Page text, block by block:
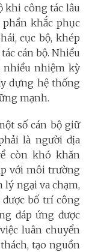
khi công tác lâu
khắc phục
cục bộ, khép
cán bộ. Nhiều
nhiều nhiệm kỳ
dựng hệ thống
mạnh.
số cán bộ giữ
là người địa
còn khó khăn
với môi trường
lý ngại va chạm,
bố trí công
đáp ứng được
luân chuyển
tạo nguồn